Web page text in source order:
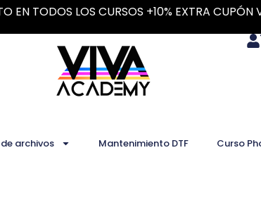
EN TODOS LOS CURSOS +10% EXTRA CUPÓN
archivos Mantenimiento DTF Curso